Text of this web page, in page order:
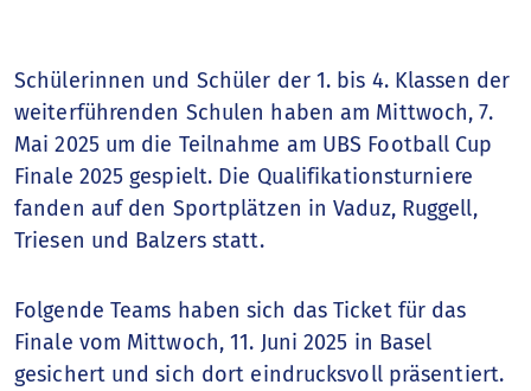
Breitenfussball
Frauenfussball
Nationale Wettbewerbe
Finanzbericht
Das Finanzjahr
Schülerinnen und Schüler der 1. bis 4. Klassen der
weiterführenden Schulen haben am Mittwoch, 7.
Mai 2025 um die Teilnahme am UBS Football Cup
Finale 2025 gespielt. Die Qualifikationsturniere
fanden auf den Sportplätzen in Vaduz, Ruggell,
Triesen und Balzers statt.
Folgende Teams haben sich das Ticket für das
Finale vom Mittwoch, 11. Juni 2025 in Basel
gesichert und sich dort eindrucksvoll präsentiert.